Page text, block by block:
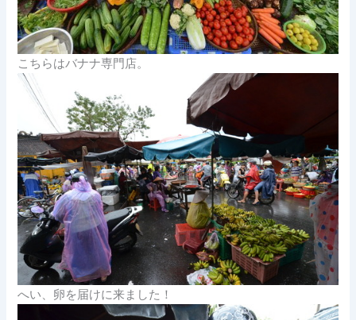
こちらはバナナ専門店。
へい、卵を届けに来ました！